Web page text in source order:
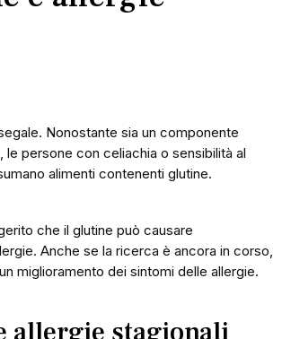
Nonostante sia un componente
persone con celiachia o sensibilità al
alimenti contenenti glutine.
che il glutine può causare
Anche se la ricerca è ancora in corso,
miglioramento dei sintomi delle allergie.